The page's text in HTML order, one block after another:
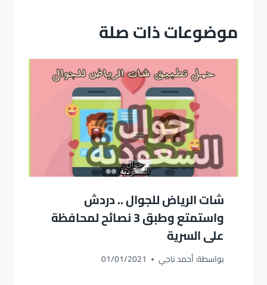
موضوعات ذات صلة
شات الرياض للجوال .. دردش
واستمتع وطبق 3 نصائح لمحافظة
على السرية
بواسطة:أحمد ناجي 01/01/2021